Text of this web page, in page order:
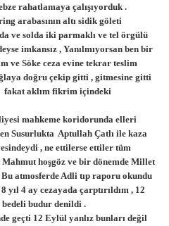
rahatlamaya çalışıyorduk .
arabasının altı sidik göleti
ve solda iki parmaklı ve tel örgülü
imkansız , Yanılmıyorsan ben bir
ve Söke ceza evine tekrar teslim
doğru çekip gitti , gitmesine gitti
fakat aklım fikrim içindeki
mahkeme koridorunda elleri
Susurlukta Aptullah Çatlı ile kaza
, ne ettilerse ettiler tüm
Mahmut hoşgöz ve bir dönemde Millet
atmosferde Adli tıp raporu okundu
4 ay cezayada çarptırıldım , 12
bedeli budur denildi .
geçti 12 Eylül yanlız bunları değil